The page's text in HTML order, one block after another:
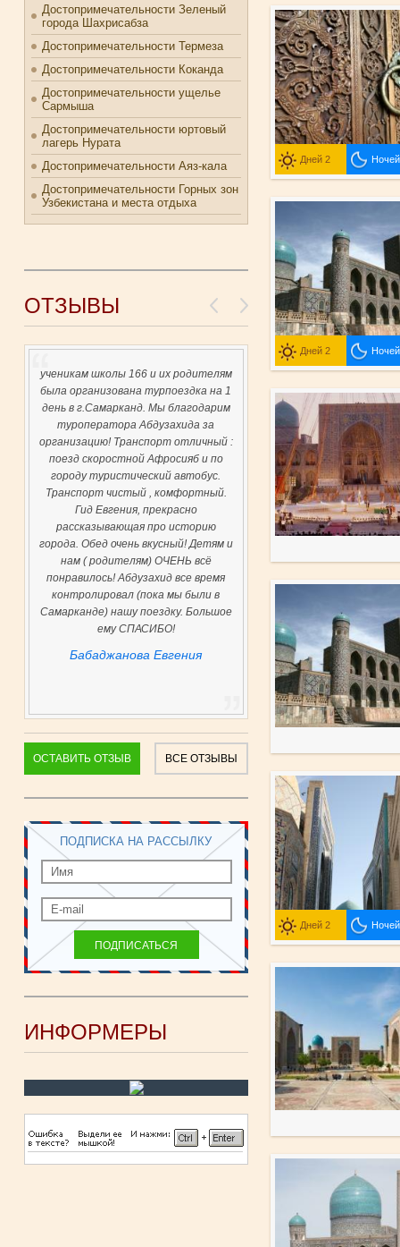
Достопримечательности Зеленый
города Шахрисабза
Достопримечательности Термеза
Достопримечательности Коканда
Достопримечательности ущелье
Сармыша
Достопримечательности юртовый
лагерь Нурата
Достопримечательности Аяз-кала
Достопримечательности Горных зон
Узбекистана и места отдыха
ОТЗЫВЫ
ученикам школы 166 и их родителям
была организована турпоездка на 1
день в г.Самарканд. Мы благодарим
туроператора Абдузахида за
организацию! Транспорт отличный :
поезд скоростной Афросияб и по
городу туристический автобус.
Транспорт чистый , комфортный.
Гид Евгения, прекрасно
рассказывающая про историю
города. Обед очень вкусный! Детям и
нам ( родителям) ОЧЕНЬ всё
понравилось! Абдузахид все время
контролировал (пока мы были в
Самарканде) нашу поездку. Большое
ему СПАСИБО!
Бабаджанова Евгения
ОСТАВИТЬ ОТЗЫВ ВСЕ ОТЗЫВЫ
ПОДПИСКА НА РАССЫЛКУ
ИНФОРМЕРЫ
Дней 2
Дней 2
Дней 2